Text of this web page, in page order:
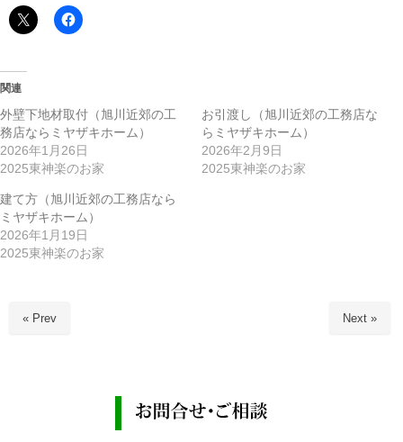
関連
外壁下地材取付（旭川近郊の工
務店ならミヤザキホーム）
2026年1月26日
2025東神楽のお家
お引渡し（旭川近郊の工務店な
らミヤザキホーム）
2026年2月9日
2025東神楽のお家
建て方（旭川近郊の工務店なら
ミヤザキホーム）
2026年1月19日
2025東神楽のお家
« Prev Next »